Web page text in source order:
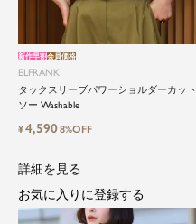
ELFRANK
タックスリーブパワーショルダーカット
ソー Washable
新作早割会員価格
¥4,5908%OFF
詳細を見る
お気に入りに登録する